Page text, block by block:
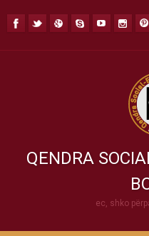
QENDRA
ec, shko